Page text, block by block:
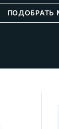
ПОДОБРАТЬ